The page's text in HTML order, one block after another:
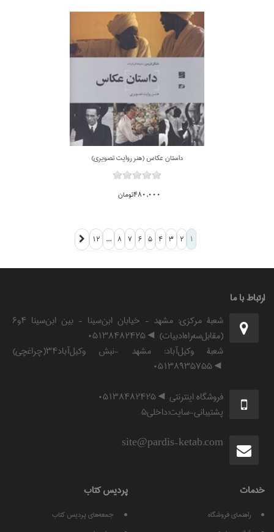
داستان عكاس (هنر روايت تصويري)
480,000تومان
1
2
3
4
5
6
7
8
...
12
ارتباط با ما
شعبۀ مرکزی: مشهد - خیابان ابن‌سینا - بین ابن‌سینا ۴و۶
(مقابل‌سه‌راه‌ادبیات) ◄۰۵۱۳۸۴۸۲۴۲۵
شعبۀ وکیل‌آباد: مشهد -نبش وکیل‌آباد۳۴(چراغچی)
◄۰۵۱۳۸۹۳۵۷۵۵
فروشگاه اینترنتی ◄۰۵۱۳۸۴۸۲۴۲۵
پشتیبانی-سایت:داخلی۵
site@pardis-ketab.com
خدمات
راهنمای فروشگاه
پرديس كتاب
جمعه‌های پردیس کتاب